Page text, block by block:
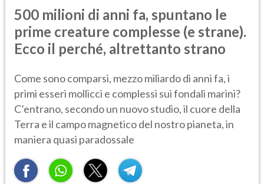
500 milioni di anni fa, spuntano le
prime creature complesse (e strane).
Ecco il perché, altrettanto strano
Come sono comparsi, mezzo miliardo di anni fa, i
primi esseri mollicci e complessi sui fondali marini?
C’entrano, secondo un nuovo studio, il cuore della
Terra e il campo magnetico del nostro pianeta, in
maniera quasi paradossale